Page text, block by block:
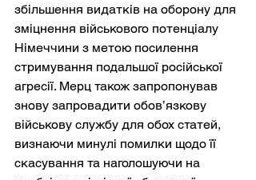
збільшення видатків на оборону для
зміцнення військового потенціалу
Німеччини з метою посилення
стримування подальшої російської
агресії. Мерц також запропонував
знову запровадити обов’язкову
військову службу для обох статей,
визнаючи минулі помилки щодо її
скасування та наголошуючи на